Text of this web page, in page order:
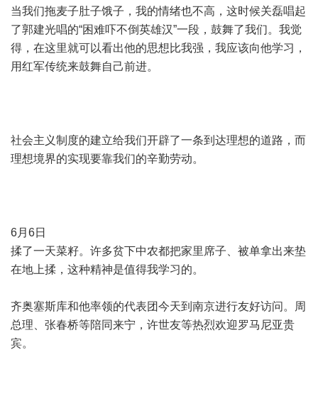
当我们拖麦子肚子饿子，我的情绪也不高，这时候关磊唱起
了郭建光唱的“困难吓不倒英雄汉”一段，鼓舞了我们。我觉
得，在这里就可以看出他的思想比我强，我应该向他学习，
用红军传统来鼓舞自己前进。
社会主义制度的建立给我们开辟了一条到达理想的道路，而
理想境界的实现要靠我们的辛勤劳动。
6月6日
揉了一天菜籽。许多贫下中农都把家里席子、被单拿出来垫
在地上揉，这种精神是值得我学习的。
齐奥塞斯库和他率领的代表团今天到南京进行友好访问。周
总理、张春桥等陪同来宁，许世友等热烈欢迎罗马尼亚贵
宾。